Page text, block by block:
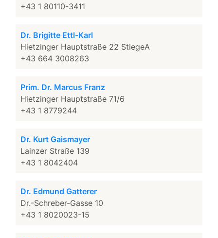
+43 1 80110-3411
Dr. Brigitte Ettl-Karl
Hietzinger Hauptstraße 22 StiegeA
+43 664 3008263
Prim. Dr. Marcus Franz
Hietzinger Hauptstraße 71/6
+43 1 8779244
Dr. Kurt Gaismayer
Lainzer Straße 139
+43 1 8042404
Dr. Edmund Gatterer
Dr.-Schreber-Gasse 10
+43 1 8020023-15